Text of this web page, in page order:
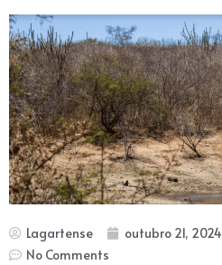
Lagartense outubro 21, 2024
No Comments